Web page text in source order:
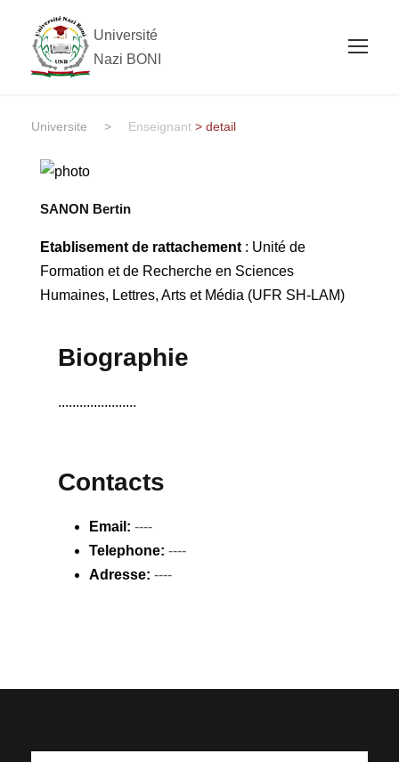
Université
Nazi BONI
Universite > Enseignant > detail
SANON Bertin
Etablisement de rattachement: Unité de
Formation et de Recherche en Sciences
Humaines, Lettres, Arts et Média (UFR SH-LAM)
Biographie
......................
Contacts
Email: ----
Telephone: ----
Adresse: ----